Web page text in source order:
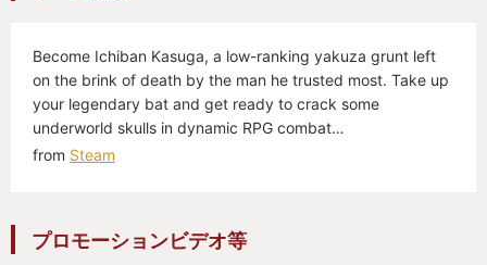
Become Ichiban Kasuga, a low-ranking yakuza grunt left
on the brink of death by the man he trusted most. Take up
your legendary bat and get ready to crack some
underworld skulls in dynamic RPG combat…
from Steam
プロモーションビデオ等